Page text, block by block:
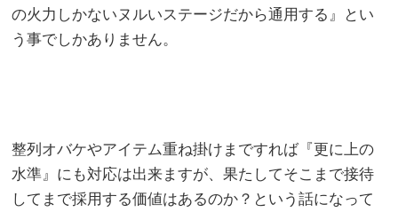
の火力しかないヌルいステージだから通用する』とい
う事でしかありません。
整列オバケやアイテム重ね掛けまですれば『更に上の
水準』にも対応は出来ますが、果たしてそこまで接待
してまで採用する価値はあるのか？という話になって